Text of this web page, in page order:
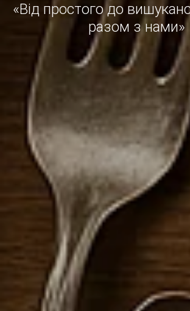
«Від простого до
разом з нами»